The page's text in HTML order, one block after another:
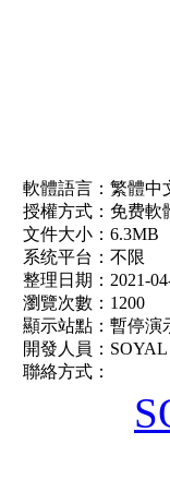
軟體語言：繁體中
授權方式：免费軟
文件大小：6.3MB
系统平台：不限
整理日期：2021-
瀏覽次數：1200
顯示站點：暫停演
開發人員：SOYAL
聯絡方式：